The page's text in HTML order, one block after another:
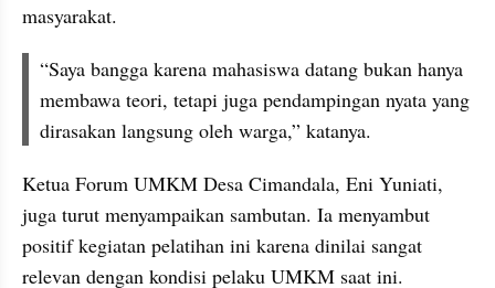
masyarakat.
“Saya bangga karena mahasiswa datang bukan hanya
membawa teori, tetapi juga pendampingan nyata yang
dirasakan langsung oleh warga,” katanya.
Ketua Forum UMKM Desa Cimandala, Eni Yuniati,
juga turut menyampaikan sambutan. Ia menyambut
positif kegiatan pelatihan ini karena dinilai sangat
relevan dengan kondisi pelaku UMKM saat ini.